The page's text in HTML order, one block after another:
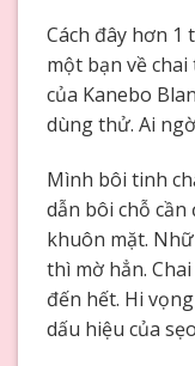
Cách đây hơn 1
một bạn về
của Kanebo
dùng thử. Ai
Mình bôi tinh
dẫn bôi chỗ
khuôn mặt.
thì mờ hẳn.
đến hết. Hi
dấu hiệu của